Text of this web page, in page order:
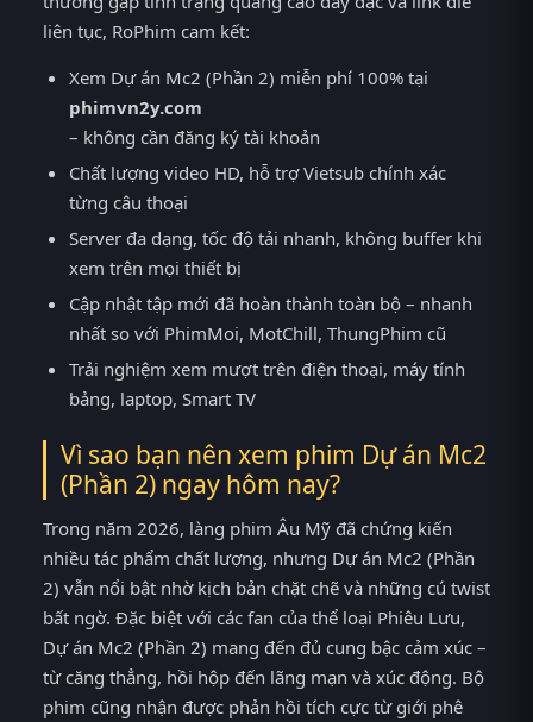
liên tục, RoPhim cam kết:
Xem Dự án Mc2 (Phần 2) miễn phí 100% tại
phimvn2y.com
– không cần đăng ký tài khoản
Chất lượng video HD, hỗ trợ Vietsub chính xác
từng câu thoại
Server đa dạng, tốc độ tải nhanh, không buffer khi
xem trên mọi thiết bị
Cập nhật tập mới đã hoàn thành toàn bộ – nhanh
nhất so với PhimMoi, MotChill, ThungPhim cũ
Trải nghiệm xem mượt trên điện thoại, máy tính
bảng, laptop, Smart TV
Vì sao bạn nên xem phim Dự án Mc2
(Phần 2) ngay hôm nay?
Trong năm 2026, làng phim Âu Mỹ đã chứng kiến
nhiều tác phẩm chất lượng, nhưng Dự án Mc2 (Phần
2) vẫn nổi bật nhờ kịch bản chặt chẽ và những cú twist
bất ngờ. Đặc biệt với các fan của thể loại Phiêu Lưu,
Dự án Mc2 (Phần 2) mang đến đủ cung bậc cảm xúc –
từ căng thẳng, hồi hộp đến lãng mạn và xúc động. Bộ
phim cũng nhận được phản hồi tích cực từ giới phê